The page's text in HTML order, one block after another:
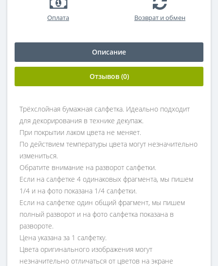
Оплата Возврат и обмен
Описание
Отзывов (0)
Трёхслойная бумажная салфетка. Идеально подходит
для декорирования в технике декупаж.
При покрытии лаком цвета не меняет.
По действием температуры цвета могут незначительно
измениться.
Обратите внимание на разворот салфетки.
Если на салфетке 4 одинаковых фрагмента, мы пишем
1/4 и на фото показана 1/4 салфетки.
Если на салфетке один общий фрагмент, мы пишем
полный разворот и на фото салфетка показана в
развороте.
Цена указана за 1 салфетку.
Цвета оригинального изображения могут
незначительно отличаться от цветов на экране